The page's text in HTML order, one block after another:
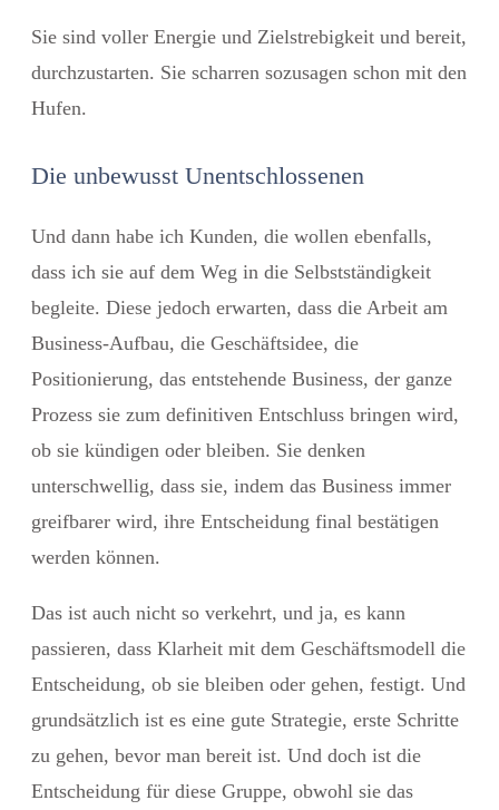
Sie sind voller Energie und Zielstrebigkeit und bereit,
durchzustarten. Sie scharren sozusagen schon mit den
Hufen.
Die unbewusst Unentschlossenen
Und dann habe ich Kunden, die wollen ebenfalls,
dass ich sie auf dem Weg in die Selbstständigkeit
begleite. Diese jedoch erwarten, dass die Arbeit am
Business-Aufbau, die Geschäftsidee, die
Positionierung, das entstehende Business, der ganze
Prozess sie zum definitiven Entschluss bringen wird,
ob sie kündigen oder bleiben. Sie denken
unterschwellig, dass sie, indem das Business immer
greifbarer wird, ihre Entscheidung final bestätigen
werden können.
Das ist auch nicht so verkehrt, und ja, es kann
passieren, dass Klarheit mit dem Geschäftsmodell die
Entscheidung, ob sie bleiben oder gehen, festigt. Und
grundsätzlich ist es eine gute Strategie, erste Schritte
zu gehen, bevor man bereit ist. Und doch ist die
Entscheidung für diese Gruppe, obwohl sie das